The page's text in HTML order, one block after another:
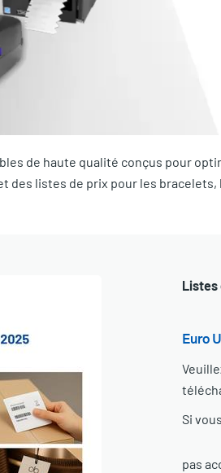
de haute qualité conçus pour
des listes de prix pour les
Listes
Euro
Si
pas